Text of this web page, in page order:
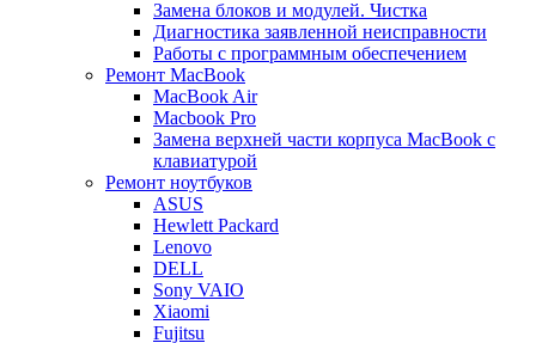
Замена блоков и модулей. Чистка
Диагностика заявленной неисправности
Работы с программным обеспечением
Ремонт MacBook
MacBook Air
Macbook Pro
Замена верхней части корпуса MacBook с
клавиатурой
Ремонт ноутбуков
ASUS
Hewlett Packard
Lenovo
DELL
Sony VAIO
Xiaomi
Fujitsu